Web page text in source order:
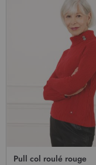
Pull col roulé rouge